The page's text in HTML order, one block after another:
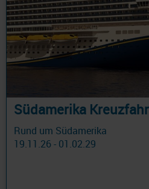
Südamerika
Rund um Südamerika
19.11.26 - 01.02.29